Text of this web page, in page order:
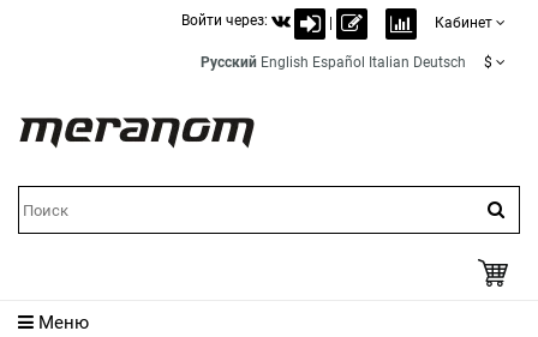
Войти через: Кабинет
Русский English Español Italian Deutsch $
Меню